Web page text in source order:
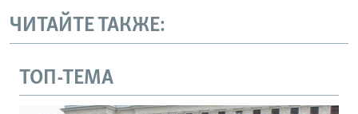
ЧИТАЙТЕ ТАКЖЕ:
ТОП-ТЕМА